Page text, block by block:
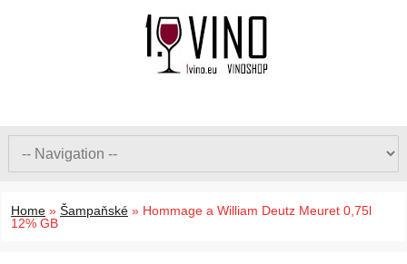
Home » Šampaňské » Hommage a William Deutz Meuret 0,75l
12% GB